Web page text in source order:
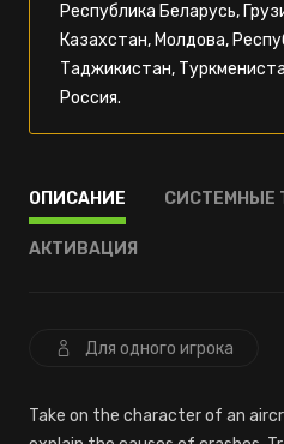
Республика Беларусь,
Казахстан, Молдова,
Таджикистан,
Россия.
ОПИСАНИЕ СИСТЕМНЫЕ
АКТИВАЦИЯ
Для одного игрока
Take on the character of an